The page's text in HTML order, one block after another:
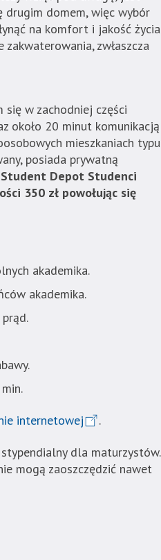
domem, więc wybór
na komfort i jakość życia
zwłaszcza
w zachodniej części
około 20 minut komunikacją
mieszkaniach typu
posiada prywatną
Depot Studenci
350 zł powołując się
akademika.
akademika.
internetowej
.
dla maturzystów.
mogą zaoszczędzić nawet